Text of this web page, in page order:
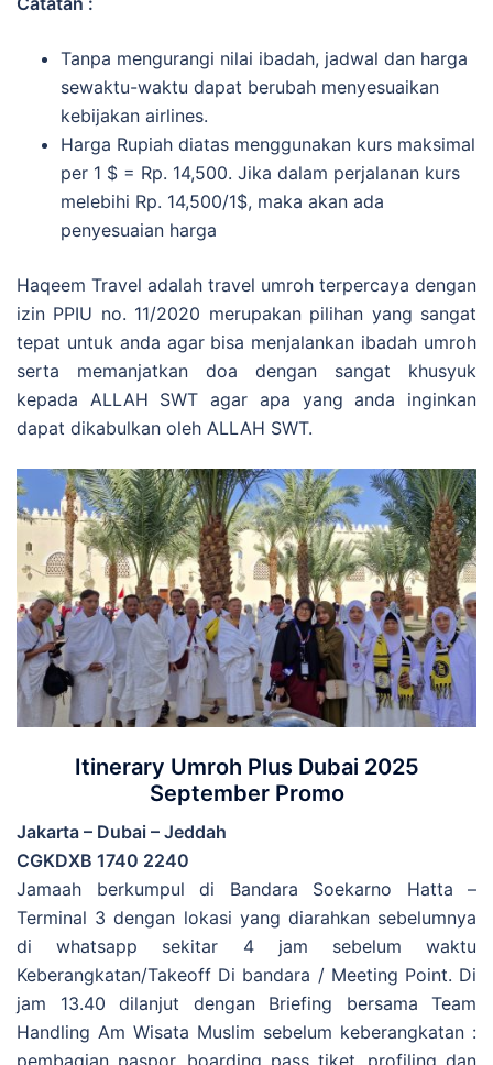
Tanpa mengurangi nilai ibadah, jadwal dan harga
sewaktu-waktu dapat berubah menyesuaikan
kebijakan airlines.
Harga Rupiah diatas menggunakan kurs maksimal
per 1 $ = Rp. 14,500. Jika dalam perjalanan kurs
melebihi Rp. 14,500/1$, maka akan ada
penyesuaian harga
Haqeem Travel adalah travel umroh terpercaya dengan
izin PPIU no. 11/2020 merupakan pilihan yang sangat
tepat untuk anda agar bisa menjalankan ibadah umroh
serta memanjatkan doa dengan sangat khusyuk
kepada ALLAH SWT agar apa yang anda inginkan
dapat dikabulkan oleh ALLAH SWT.
Itinerary Umroh Plus Dubai 2025
September Promo
Jakarta – Dubai – Jeddah
CGKDXB 1740 2240
Jamaah berkumpul di Bandara Soekarno Hatta –
Terminal 3 dengan lokasi yang diarahkan sebelumnya
di whatsapp sekitar 4 jam sebelum waktu
Keberangkatan/Takeoff Di bandara / Meeting Point. Di
jam 13.40 dilanjut dengan Briefing bersama Team
Handling Am Wisata Muslim sebelum keberangkatan :
pembagian paspor, boarding pass tiket, profiling dan